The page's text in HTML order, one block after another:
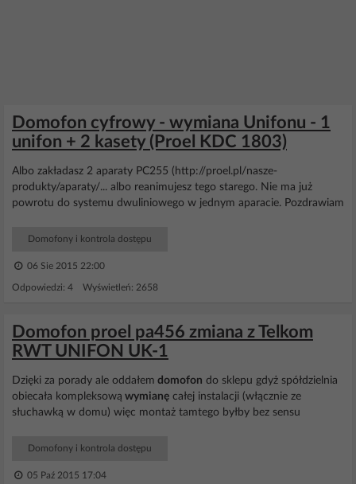
Domofon cyfrowy - wymiana Unifonu - 1
unifon + 2 kasety (Proel KDC 1803)
Albo zakładasz 2 aparaty PC255 (http://proel.pl/nasze-
produkty/aparaty/... albo reanimujesz tego starego. Nie ma już
powrotu do systemu dwuliniowego w jednym aparacie. Pozdrawiam
Domofony i kontrola dostępu
06 Sie 2015 22:00
Odpowiedzi: 4 Wyświetleń: 2658
Domofon proel pa456 zmiana z Telkom
RWT UNIFON UK-1
Dzięki za porady ale oddałem domofon do sklepu gdyż spółdzielnia
obiecała kompleksową wymianę całej instalacji (włącznie ze
słuchawką w domu) więc montaż tamtego byłby bez sensu
Domofony i kontrola dostępu
05 Paź 2015 17:04